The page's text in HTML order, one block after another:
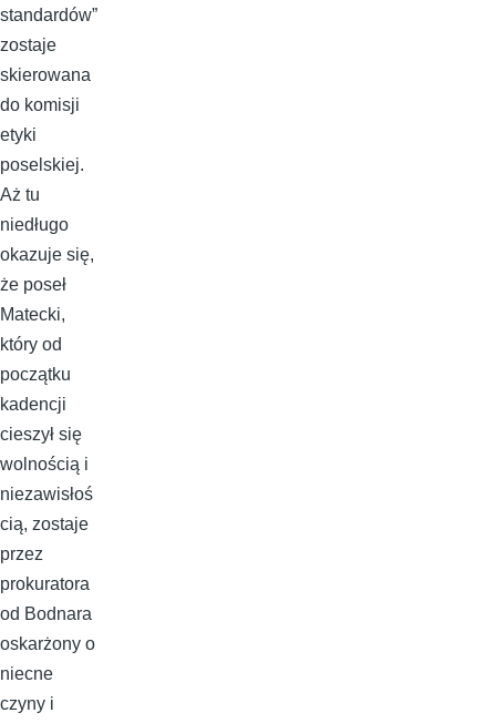
standardów”
zostaje
skierowana
do komisji
etyki
poselskiej.
Aż tu
niedługo
okazuje się,
że poseł
Matecki,
który od
początku
kadencji
cieszył się
wolnością i
niezawisłoś
cią, zostaje
przez
prokuratora
od Bodnara
oskarżony o
niecne
czyny i